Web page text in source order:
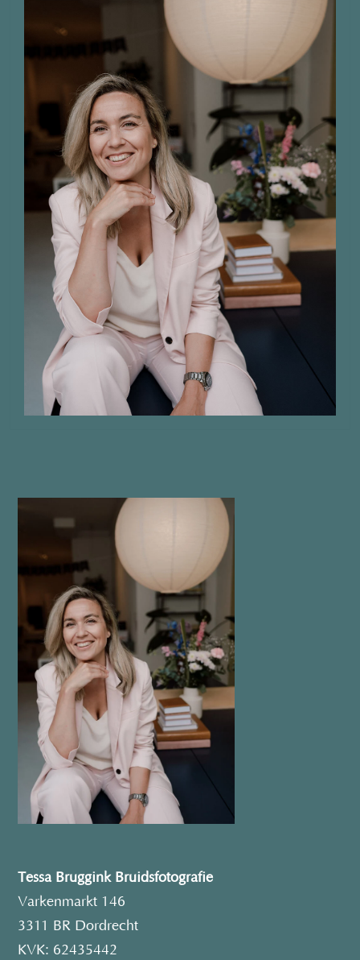
Tessa Bruggink Bruidsfotografie
Varkenmarkt 146
3311 BR Dordrecht
KVK: 62435442